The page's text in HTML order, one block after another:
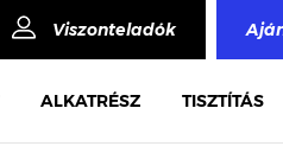
Viszonteladók
ALKATRÉSZ TISZTÍTÁS